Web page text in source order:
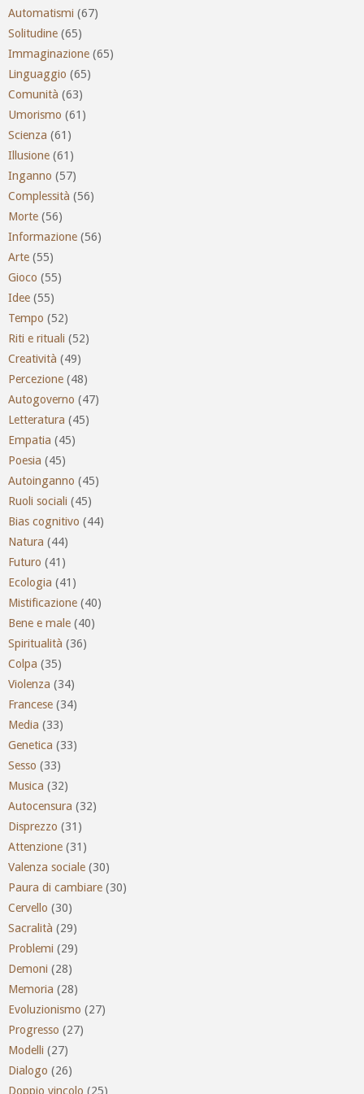
Automatismi (67)
Solitudine (65)
Immaginazione (65)
Linguaggio (65)
Comunità (63)
Umorismo (61)
Scienza (61)
Illusione (61)
Inganno (57)
Complessità (56)
Morte (56)
Informazione (56)
Arte (55)
Gioco (55)
Idee (55)
Tempo (52)
Riti e rituali (52)
Creatività (49)
Percezione (48)
Autogoverno (47)
Letteratura (45)
Empatia (45)
Poesia (45)
Autoinganno (45)
Ruoli sociali (45)
Bias cognitivo (44)
Natura (44)
Futuro (41)
Ecologia (41)
Mistificazione (40)
Bene e male (40)
Spiritualità (36)
Colpa (35)
Violenza (34)
Francese (34)
Media (33)
Genetica (33)
Sesso (33)
Musica (32)
Autocensura (32)
Disprezzo (31)
Attenzione (31)
Valenza sociale (30)
Paura di cambiare (30)
Cervello (30)
Sacralità (29)
Problemi (29)
Demoni (28)
Memoria (28)
Evoluzionismo (27)
Progresso (27)
Modelli (27)
Dialogo (26)
Doppio vincolo (25)